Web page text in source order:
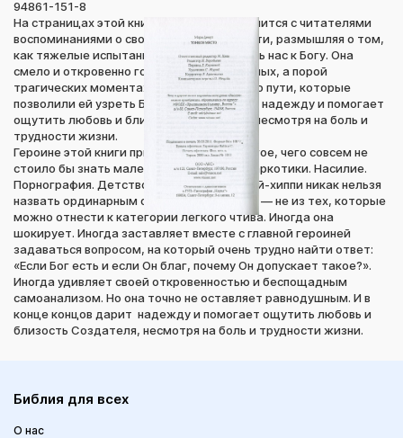
94861-151-8
На страницах этой книги Мэри Демут делится с читателями
воспоминаниями о своем детстве и юности, размышляя о том,
как тяжелые испытания могут приблизить нас к Богу. Она
смело и откровенно говорит о неприглядных, а порой
трагических моментах своего жизненного пути, которые
позволили ей узреть Бога. Ее книга дарит надежду и помогает
ощутить любовь и близость Создателя, несмотря на боль и
трудности жизни.
Героине этой книги пришлось узнать многое, чего совсем не
стоило бы знать маленьким девочкам. Наркотики. Насилие.
Порнография. Детство в семье родителей-хиппи никак нельзя
назвать ординарным опытом. И эта книга — не из тех, которые
можно отнести к категории легкого чтива. Иногда она
шокирует. Иногда заставляет вместе с главной героиней
задаваться вопросом, на который очень трудно найти ответ:
«Если Бог есть и если Он благ, почему Он допускает такое?».
Иногда удивляет своей откровенностью и беспощадным
самоанализом. Но она точно не оставляет равнодушным. И в
конце концов дарит надежду и помогает ощутить любовь и
близость Создателя, несмотря на боль и трудности жизни.
Библия для всех
О нас